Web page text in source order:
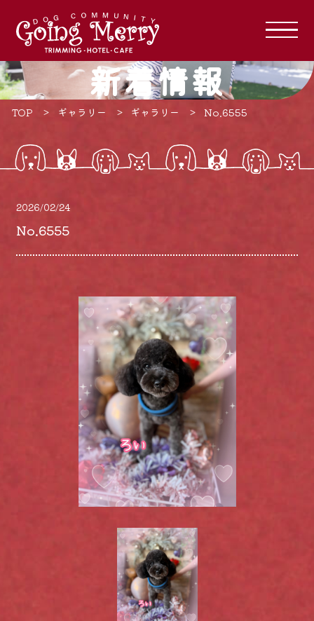
新着情報
TOP ギャラリー ギャラリー No.6555
2026/02/24
No.6555